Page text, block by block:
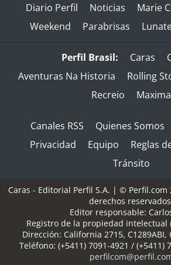
Diario Perfil Noticias Marie
Weekend
Parabrisas
Perfil Brasil: Caras
Aventuras Na Historia
Rolling
Recreio
Maxima
Canales RSS Quienes Somos
Privacidad
Equipo
Reglas
Tránsito
Caras - Editorial Perfil S.A. | © Perfil.com
derechos
Editor responsable:
Registro de la propiedad intelectual
Dirección: California 2715, C1289ABI,
Teléfono: (+5411) 7091-4921 / (+5411)